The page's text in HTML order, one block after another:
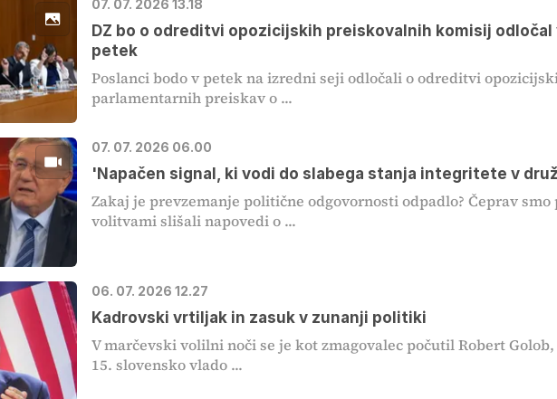
07. 07. 2026 13.18
DZ bo o odreditvi opozicijskih preiskovalnih komisij odločal
petek
Poslanci bodo v petek na izredni seji odločali o odreditvi
parlamentarnih preiskav o ...
07. 07. 2026 06.00
'Napačen signal, ki vodi do slabega stanja integritete v
Zakaj je prevzemanje politične odgovornosti odpadlo? Čeprav smo
volitvami slišali napovedi o ...
06. 07. 2026 12.27
Kadrovski vrtiljak in zasuk v zunanji politiki
V marčevski volilni noči se je kot zmagovalec počutil Robert
15. slovensko vlado ...